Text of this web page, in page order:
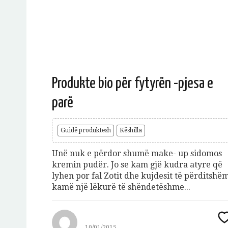
Produkte bio për fytyrën -pjesa e
parë
Guidë produktesh Këshilla
Unë nuk e përdor shumë make- up sidomos
kremin pudër. Jo se kam gjë kudra atyre që
lyhen por fal Zotit dhe kujdesit të
kamë një lëkurë të shëndetëshme...